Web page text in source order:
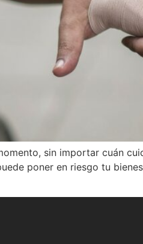
sin importar cuán
poner en riesgo tu